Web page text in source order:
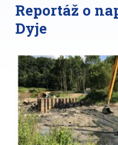
Reportáž o
Dyje